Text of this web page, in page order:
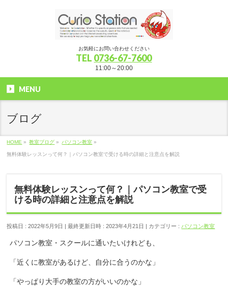
お気軽にお問い合わせください
TEL 0736-67-7600
11:00～20:00
MENU
ブログ
HOME » 教室ブログ » パソコン教室 »
無料体験レッスンって何？｜パソコン教室で受ける時の詳細と注意点を解説
無料体験レッスンって何？｜パソコン教室で受
ける時の詳細と注意点を解説
投稿日 : 2022年5月9日 最終更新日時 : 2023年4月21日 カテゴリー : パソコン教室
パソコン教室・スクールに通いたいけれども、
「近くに教室があるけど、自分に合うのかな」
「やっぱり大手の教室の方がいいのかな」